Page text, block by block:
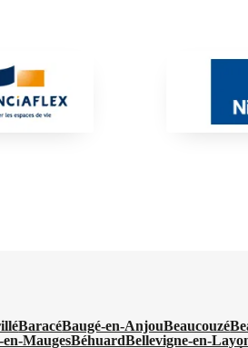
BaracéBaugé-en-AnjouBeaucouzé
MaugesBéhuardBellevigne-en-